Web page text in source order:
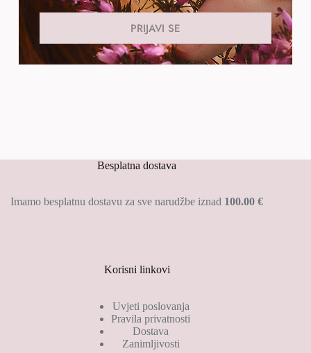
PRIJAVI SE
Besplatna dostava
Imamo besplatnu dostavu za sve narudžbe iznad 100.00 €
Korisni linkovi
Uvjeti poslovanja
Pravila privatnosti
Dostava
Zanimljivosti